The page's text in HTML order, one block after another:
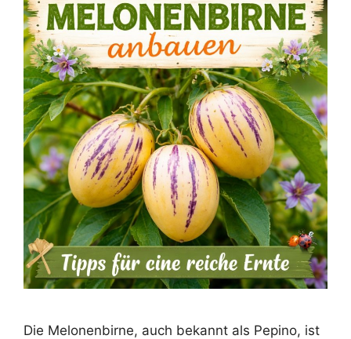
Die Melonenbirne, auch bekannt als Pepino, ist